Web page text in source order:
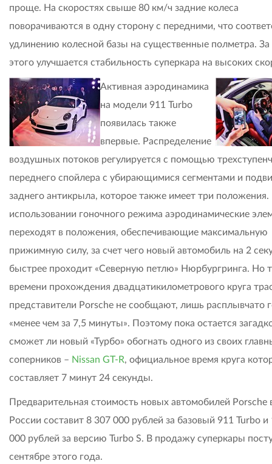
проще. На скоростях свыше 80 км/ч задние колеса
поворачиваются в одну сторону с передними, что
удлинению колесной базы на существенные полметра. За
этого улучшается стабильность суперкара на высоких
Активная аэродинамика
на модели 911 Turbo
появилась также
впервые. Распределение
воздушных потоков регулируется с помощью
переднего спойлера с убирающимися сегментами и
заднего антикрыла, которое также имеет три
использовании гоночного режима аэродинамические
переходят в положения, обеспечивающие максимальную
прижимную силу, за счет чего новый автомобиль на 2
быстрее проходит «Северную петлю» Нюрбургринга. Но
времени прохождения двадцатикилометрового круга
представители Porsche не сообщают, лишь расплывчато
«менее чем за 7,5 минуты». Поэтому пока остается
сможет ли новый «Турбо» обогнать одного из своих
соперников – Nissan GT-R, официальное время круга
составляет 7 минут 24 секунды.
Предварительная стоимость новых автомобилей Porsche
России составит 8 307 000 рублей за базовый 911 Turbo и
000 рублей за версию Turbo S. В продажу суперкары
сентябре этого года.